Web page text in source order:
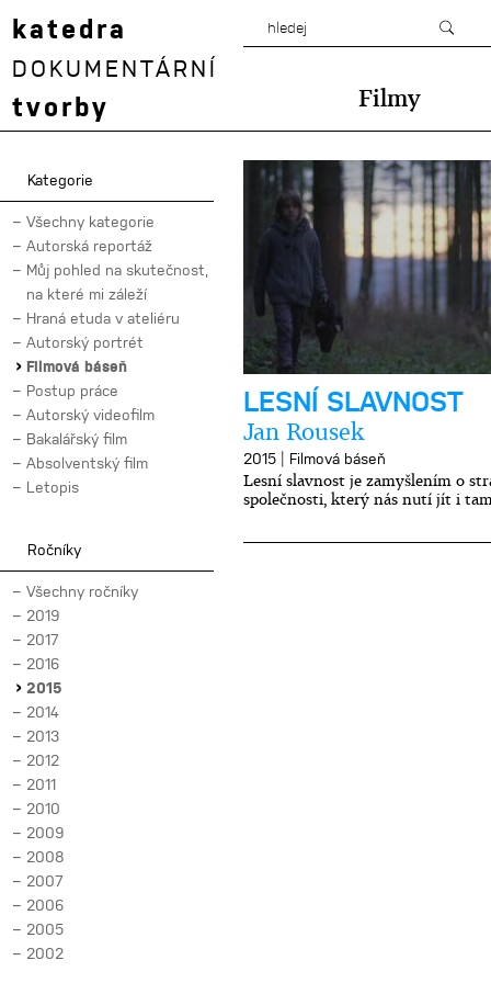
katedra
DOKUMENTÁRNÍ
tvorby Filmy
Kategorie
Všechny kategorie
Autorská reportáž
Můj pohled na skutečnost,
na které mi záleží
Hraná etuda v ateliéru
Autorský portrét
Filmová báseň
Postup práce
Autorský videofilm
Bakalářský film
Absolventský film
Letopis
Ročníky
Všechny ročníky
2019
2017
2016
2015
2014
2013
2012
2011
2010
2009
2008
2007
2006
2005
2002
LESNÍ SLAVNOST
Jan Rousek
2015 | Filmová báseň
Lesní slavnost je zamyšlením o
společnosti, který nás nutí jít i